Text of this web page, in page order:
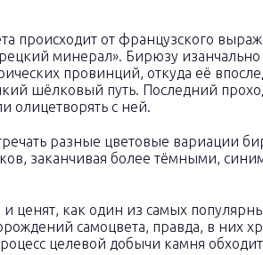
происходит от французского
минерал». Бирюзу
провинций, откуда её
шёлковый путь. Последний
олицетворять с ней.
разные цветовые вариации
заканчивая более тёмными,
ценят, как один из самых
самоцвета, правда, в них
целевой добычи камня